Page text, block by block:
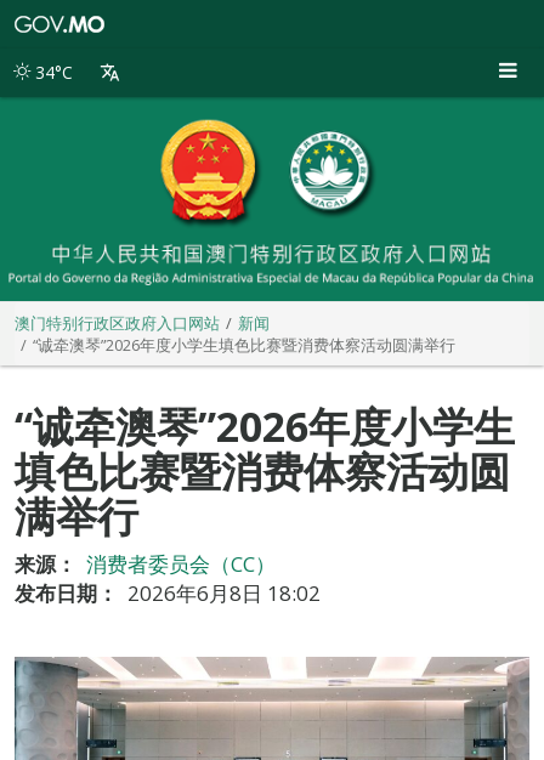
别
34°C
澳门特别行政区政府入口网站
新闻
“诚牵澳琴”2026年度小学生填色比赛暨消费体察活动圆满举行
“诚牵澳琴”2026年度小学生
填色比赛暨消费体察活动圆
满举行
来源：
消费者委员会（CC）
发布日期：
2026年6月8日 18:02